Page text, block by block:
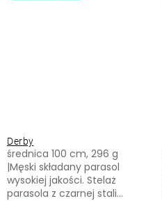
Derby
średnica 100 cm, 296 g
|Męski składany parasol
wysokiej jakości. Stelaż
parasola z czarnej stali...